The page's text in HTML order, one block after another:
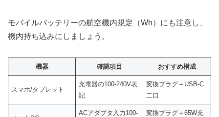
モバイルバッテリーの航空機内規定（Wh）にも注意し、
機内持ち込みにしましょう。
機器 確認項目 おすすめ構成
スマホ/タブレット
充電器の100-240V表
記
変換プラグ＋USB‐C
二口
ACアダプタ入力100-
変換プラグ＋65W充